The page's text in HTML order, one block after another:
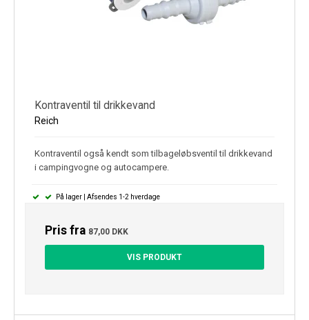
Kontraventil til drikkevand
Reich
Kontraventil også kendt som tilbageløbsventil til drikkevand
i campingvogne og autocampere.
På lager | Afsendes 1-2 hverdage
Pris fra 87,00 DKK
VIS PRODUKT